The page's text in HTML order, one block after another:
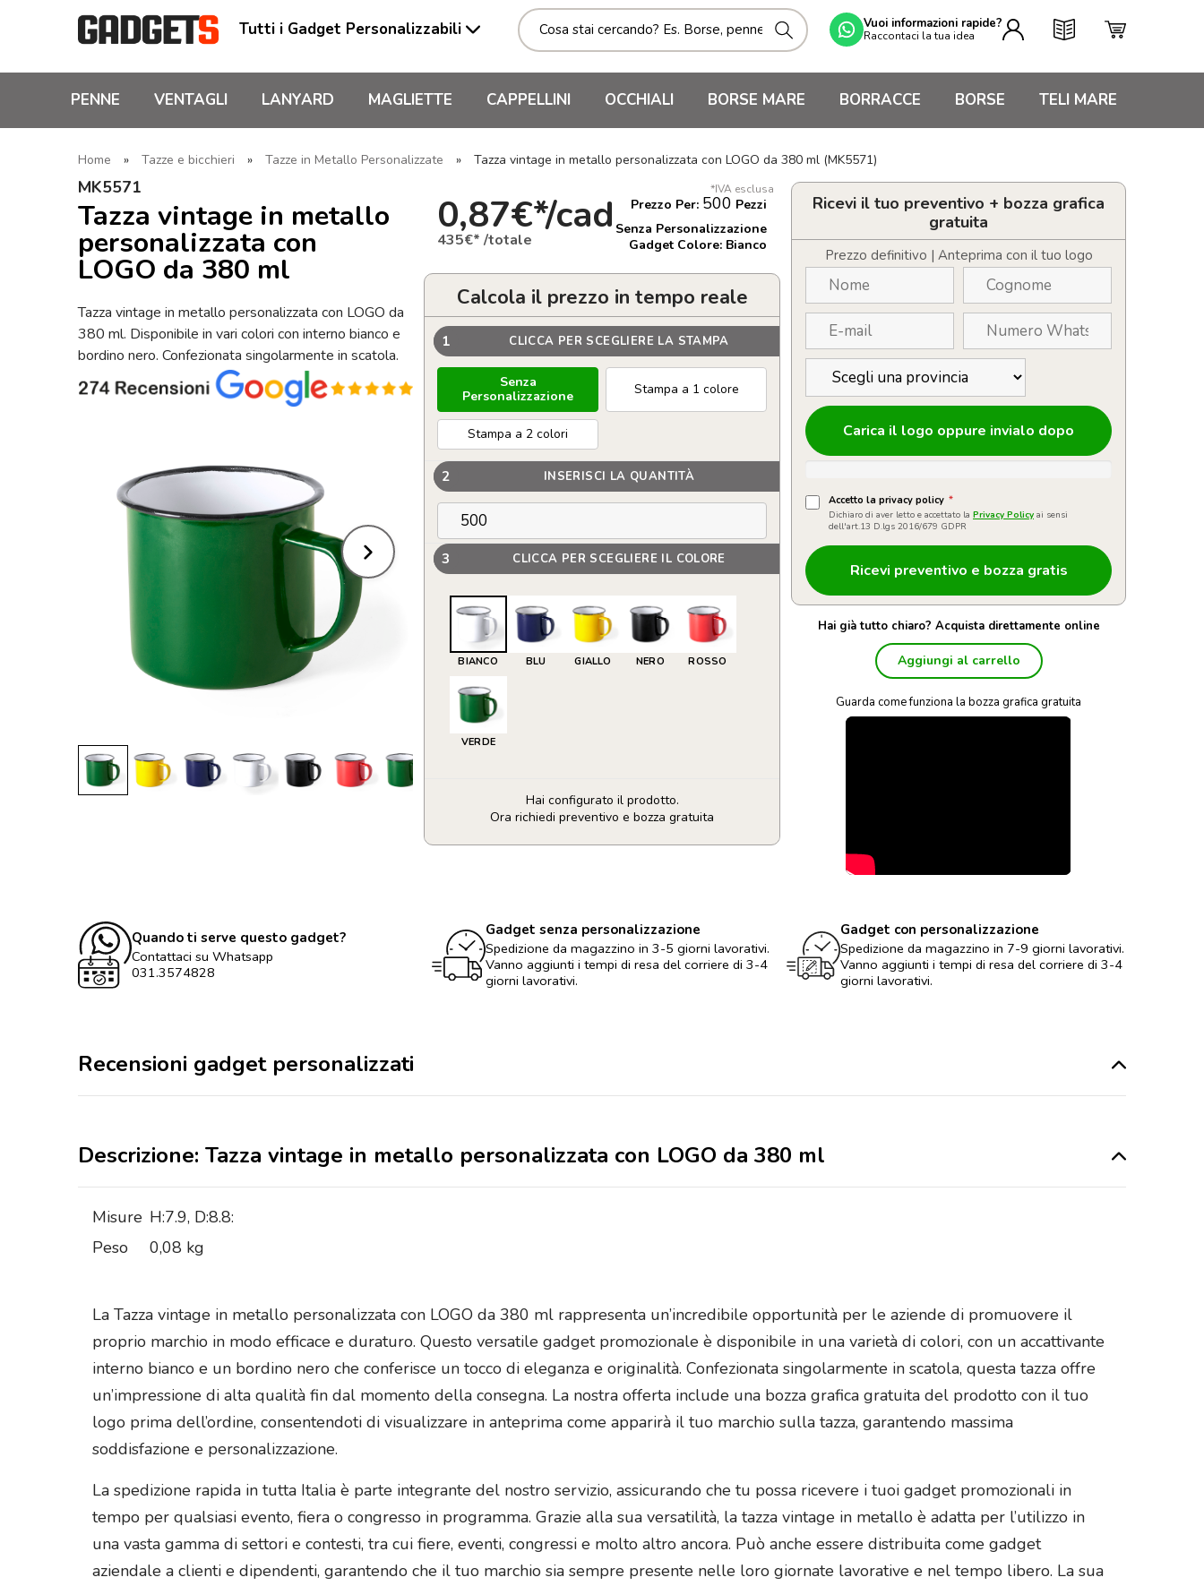
Tutti i Gadget Personalizzabili Vuoi informazioni rapide?
Raccontaci la tua idea
PENNE VENTAGLI LANYARD MAGLIETTE CAPPELLINI OCCHIALI BORSE MARE BORRACCE BORSE TELI MARE
Home » Tazze e bicchieri » Tazze in Metallo Personalizzate » Tazza vintage in metallo personalizzata con LOGO da 380 ml (MK5571)
MK5571
Tazza vintage in metallo
personalizzata con
LOGO da 380 ml
Tazza vintage in metallo personalizzata con LOGO da
380 ml. Disponibile in vari colori con interno bianco e
bordino nero. Confezionata singolarmente in scatola.
*IVA esclusa
0,87€*/cad
435€* /totale
Prezzo Per: 500 Pezzi
Senza Personalizzazione
Gadget Colore: Bianco
Calcola il prezzo in tempo reale
1 CLICCA PER SCEGLIERE LA STAMPA
Senza
Personalizzazione
Stampa a 1 colore
Stampa a 2 colori
2 INSERISCI LA QUANTITÀ
3 CLICCA PER SCEGLIERE IL COLORE
BIANCO BLU GIALLO NERO ROSSO
VERDE
Hai configurato il prodotto.
Ora richiedi preventivo e bozza gratuita
Tazza
LOGO
da
380
Ricevi il tuo preventivo + bozza grafica
gratuita
Prezzo definitivo | Anteprima con il tuo logo
Carica il logo oppure invialo dopo
Accetto la privacy policy *
Dichiaro di aver letto e accettato la Privacy Policy ai sensi
dell'art.13 D.lgs 2016/679 GDPR
Hai già tutto chiaro? Acquista direttamente online
Aggiungi al carrello
Guarda come funziona la bozza grafica gratuita
Quando ti serve questo gadget?
Contattaci su Whatsapp
031.3574828
Gadget senza personalizzazione
Spedizione da magazzino in 3-5 giorni lavorativi.
Vanno aggiunti i tempi di resa del corriere di 3-4
giorni lavorativi.
Gadget con personalizzazione
Spedizione da magazzino in 7-9 giorni lavorativi.
Vanno aggiunti i tempi di resa del corriere di 3-4
giorni lavorativi.
Recensioni gadget personalizzati
Descrizione: Tazza vintage in metallo personalizzata con LOGO da 380 ml
Misure H:7.9, D:8.8:
Peso
0,08 kg
La Tazza vintage in metallo personalizzata con LOGO da 380 ml rappresenta un’incredibile opportunità per le aziende di promuovere il
proprio marchio in modo efficace e duraturo. Questo versatile gadget promozionale è disponibile in una varietà di colori, con un accattivante
interno bianco e un bordino nero che conferisce un tocco di eleganza e originalità. Confezionata singolarmente in scatola, questa tazza offre
un’impressione di alta qualità fin dal momento della consegna. La nostra offerta include una bozza grafica gratuita del prodotto con il tuo
logo prima dell’ordine, consentendoti di visualizzare in anteprima come apparirà il tuo marchio sulla tazza, garantendo massima
soddisfazione e personalizzazione.
La spedizione rapida in tutta Italia è parte integrante del nostro servizio, assicurando che tu possa ricevere i tuoi gadget promozionali in
tempo per qualsiasi evento, fiera o congresso in programma. Grazie alla sua versatilità, la tazza vintage in metallo è adatta per l’utilizzo in
una vasta gamma di settori e contesti, tra cui fiere, eventi, congressi e molto altro ancora. Può anche essere distribuita come gadget
aziendale a clienti e dipendenti, garantendo che il tuo marchio sia sempre presente nelle loro giornate lavorative e nel tempo libero. La sua